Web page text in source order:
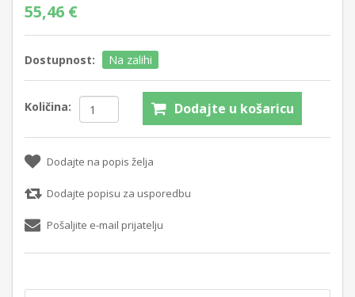
55,46 €
Dostupnost: Na zalihi
Količina: Dodajte u košaricu
Dodajte na popis želja
Dodajte popisu za usporedbu
Pošaljite e-mail prijatelju